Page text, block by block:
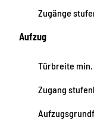
Zugänge
Aufzug
Türbreite min.
Zugang